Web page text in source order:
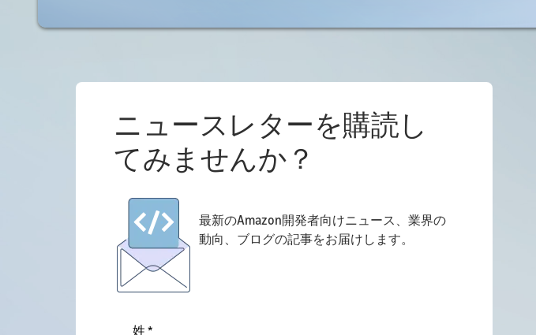
ニュースレターを購読し
てみませんか？
最新のAmazon開発者向けニュース、業界の
動向、ブログの記事をお届けします。